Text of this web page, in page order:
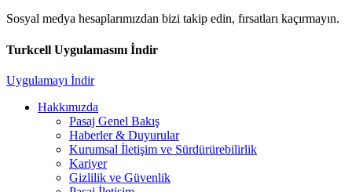
Sosyal medya hesaplarımızdan bizi takip edin, fırsatları kaçırmayın.
Turkcell Uygulamasını İndir
Uygulamayı İndir
Hakkımızda
Pasaj Genel Bakış
Haberler & Duyurular
Kurumsal İletişim ve Sürdürürebilirlik
Kariyer
Gizlilik ve Güvenlik